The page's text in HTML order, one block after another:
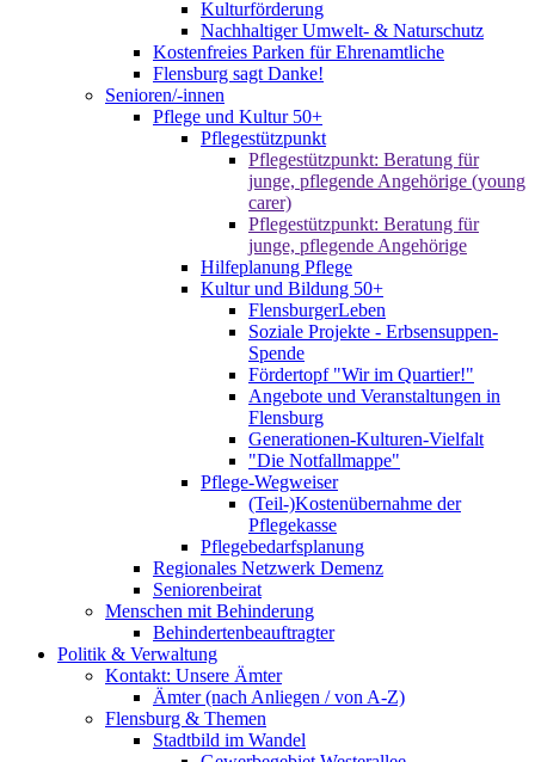
Kulturförderung
Nachhaltiger Umwelt- & Naturschutz
Kostenfreies Parken für Ehrenamtliche
Flensburg sagt Danke!
Senioren/-innen
Pflege und Kultur 50+
Pflegestützpunkt
Pflegestützpunkt: Beratung für
junge, pflegende Angehörige (young
carer)
Pflegestützpunkt: Beratung für
junge, pflegende Angehörige
Hilfeplanung Pflege
Kultur und Bildung 50+
FlensburgerLeben
Soziale Projekte - Erbsensuppen-
Spende
Fördertopf "Wir im Quartier!"
Angebote und Veranstaltungen in
Flensburg
Generationen-Kulturen-Vielfalt
"Die Notfallmappe"
Pflege-Wegweiser
(Teil-)Kostenübernahme der
Pflegekasse
Pflegebedarfsplanung
Regionales Netzwerk Demenz
Seniorenbeirat
Menschen mit Behinderung
Behindertenbeauftragter
Politik & Verwaltung
Kontakt: Unsere Ämter
Ämter (nach Anliegen / von A-Z)
Flensburg & Themen
Stadtbild im Wandel